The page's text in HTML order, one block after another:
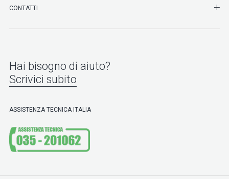
CONTATTI
Hai bisogno di aiuto?
Scrivici subito
ASSISTENZA TECNICA ITALIA